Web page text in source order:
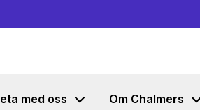
med oss Om Chalmers